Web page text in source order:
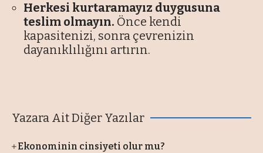
Herkesi kurtaramayız duygusuna
teslim olmayın. Önce kendi
kapasitenizi, sonra çevrenizin
dayanıklılığını artırın.
Yazara Ait Diğer Yazılar
Ekonominin cinsiyeti olur mu?